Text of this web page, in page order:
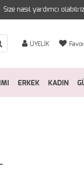
Size nasıl yardımcı
ÜYELİK
ERKEK KADIN